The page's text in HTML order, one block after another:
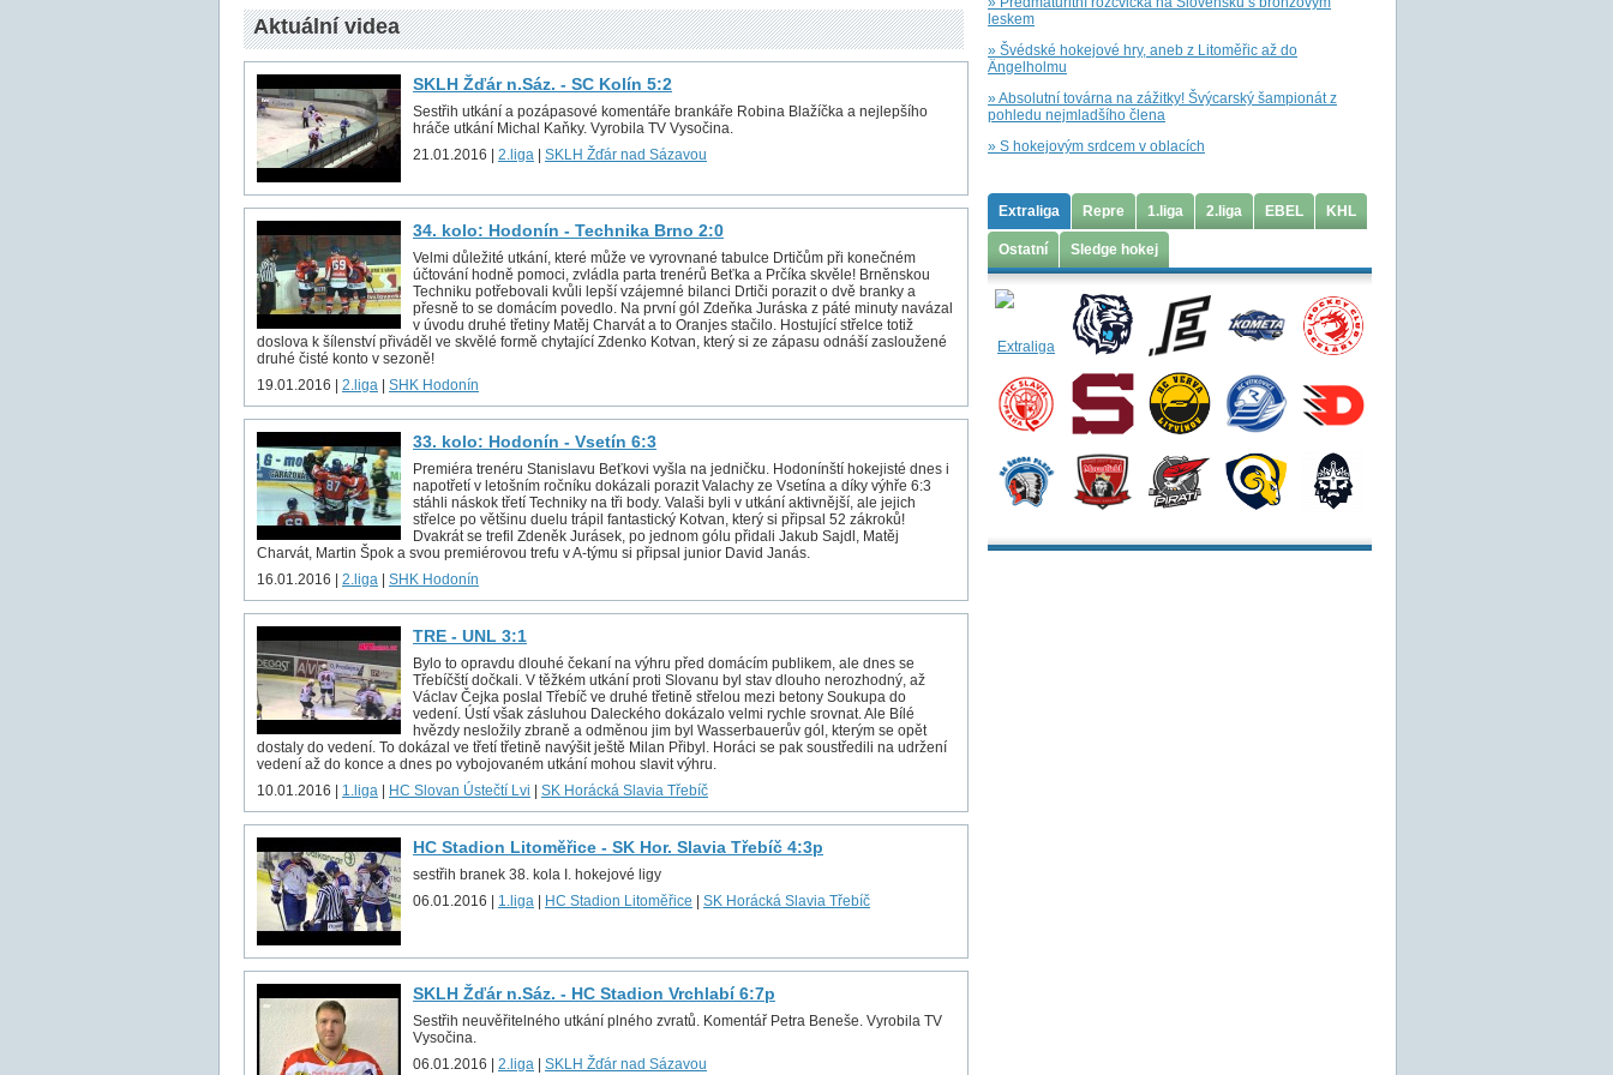
Aktuální videa
SKLH Žďár n.Sáz. - SC Kolín 5:2
Sestřih utkání a pozápasové komentáře brankáře Robina Blažíčka a nejlepšího
hráče utkání Michal Kaňky. Vyrobila TV Vysočina.
21.01.2016 | 2.liga SKLH Žďár nad Sázavou
34. kolo: Hodonín - Technika Brno 2:0
Velmi důležité utkání, které může ve vyrovnané tabulce Drtičům při konečném
účtování hodně pomoci, zvládla parta trenérů Beťka a Prčíka skvěle! Brněnskou
Techniku potřebovali kvůli lepší vzájemné bilanci Drtiči porazit o dvě branky a
přesně to se domácím povedlo. Na první gól Zdeňka Juráska z páté minuty navázal
v úvodu druhé třetiny Matěj Charvát a to Oranjes stačilo. Hostující střelce totiž
doslova k šílenství přiváděl ve skvělé formě chytající Zdenko Kotvan, který si ze zápasu odnáší zasloužené
druhé čisté konto v sezoně!
19.01.2016 | 2.liga SHK Hodonín
33. kolo: Hodonín - Vsetín 6:3
Premiéra trenéru Stanislavu Beťkovi vyšla na jedničku. Hodonínští hokejisté dnes i
napotřetí v letošním ročníku dokázali porazit Valachy ze Vsetína a díky výhře 6:3
stáhli náskok třetí Techniky na tři body. Valaši byli v utkání aktivnější, ale jejich
střelce po většinu duelu trápil fantastický Kotvan, který si připsal 52 zákroků!
Dvakrát se trefil Zdeněk Jurásek, po jednom gólu přidali Jakub Sajdl, Matěj
Charvát, Martin Špok a svou premiérovou trefu v A-týmu si připsal junior David Janás.
16.01.2016 | 2.liga SHK Hodonín
TRE - UNL 3:1
Bylo to opravdu dlouhé čekaní na výhru před domácím publikem, ale dnes se
Třebíčští dočkali. V těžkém utkání proti Slovanu byl stav dlouho nerozhodný, až
Václav Čejka poslal Třebíč ve druhé třetině střelou mezi betony Soukupa do
vedení. Ústí však zásluhou Daleckého dokázalo velmi rychle srovnat. Ale Bílé
hvězdy nesložily zbraně a odměnou jim byl Wasserbauerův gól, kterým se opět
dostaly do vedení. To dokázal ve třetí třetině navýšit ještě Milan Přibyl. Horáci se pak soustředili na udržení
vedení až do konce a dnes po vybojovaném utkání mohou slavit výhru.
10.01.2016 | 1.liga HC Slovan Ústečtí Lvi SK Horácká Slavia Třebíč
HC Stadion Litoměřice - SK Hor. Slavia Třebíč 4:3p
sestřih branek 38. kola I. hokejové ligy
06.01.2016 | 1.liga HC Stadion Litoměřice SK Horácká Slavia Třebíč
SKLH Žďár n.Sáz. - HC Stadion Vrchlabí 6:7p
Sestřih neuvěřitelného utkání plného zvratů. Komentář Petra Beneše. Vyrobila TV
Vysočina.
06.01.2016 | 2.liga SKLH Žďár nad Sázavou
leskem
» Švédské hokejové hry, aneb z Litoměřic až do
Ängelholmu
» Absolutní továrna na zážitky! Švýcarský šampionát z
pohledu nejmladšího člena
» S hokejovým srdcem v oblacích
Extraliga Repre 1.liga 2.liga EBEL KHL
Ostatní Sledge hokej